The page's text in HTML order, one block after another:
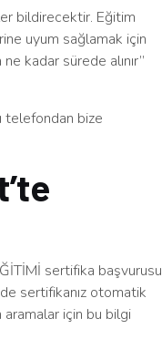
bildirecektir. Eğitim
uyum sağlamak için
kadar sürede alınır”
telefondan bize
sertifika başvurusu
sertifikanız otomatik
için bu bilgi